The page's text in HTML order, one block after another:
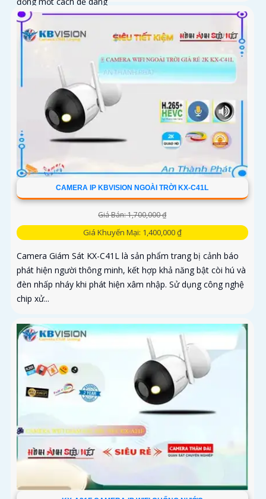
CAMERA IP KBVISION NGOÀI TRỜI KX-C41L
Giá Bán: 1,700,000 ₫
Giá Khuyến Mại: 1,400,000 ₫
Camera Giám Sát KX-C41L là sản phẩm trang bị cảnh báo
phát hiện người thông minh, kết hợp khả năng bật còi hú và
đèn nhấp nháy khi phát hiện xâm nhập. Sử dụng công nghệ
chip xử...